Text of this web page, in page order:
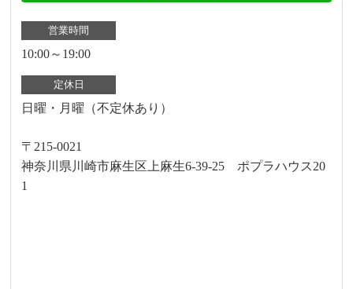
営業時間
10:00～19:00
定休日
日曜・月曜（不定休あり）
〒215-0021
神奈川県川崎市麻生区上麻生6-39-25 ポプラハウス20
1